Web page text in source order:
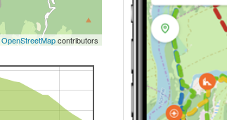
OpenStreetMapcontributors